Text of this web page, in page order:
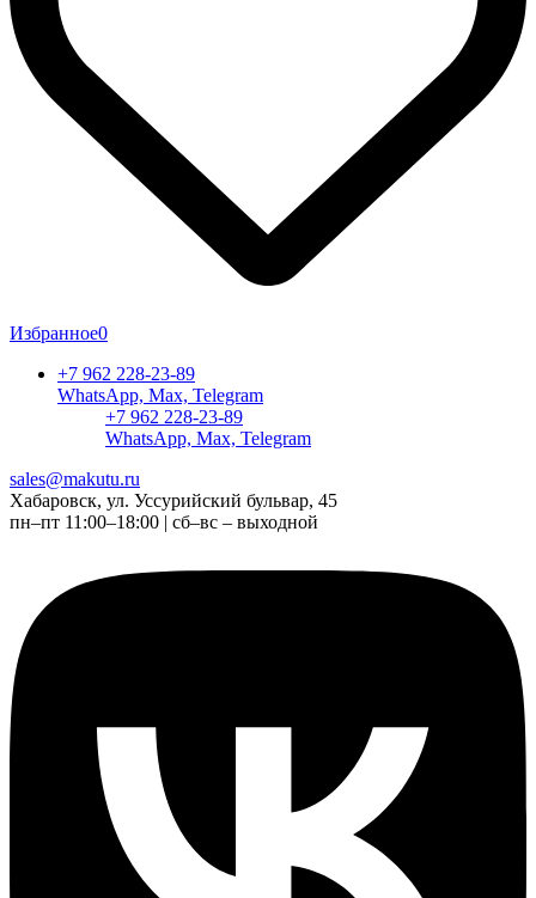
Избранное0
+7 962 228-23-89
WhatsApp, Max, Telegram
+7 962 228-23-89
WhatsApp, Max, Telegram
sales@makutu.ru
Хабаровск, ул. Уссурийский бульвар, 45
пн–пт 11:00–18:00 | сб–вс – выходной